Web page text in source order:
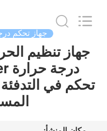
منزل
المنتجات
(Guangzhou)
جهاز تحكم
جهاز تنظيم
تحكم في